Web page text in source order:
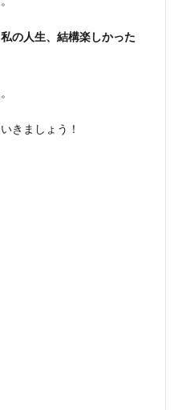
の人生、結構楽しかった
きましょう！